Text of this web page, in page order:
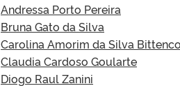
Andressa Porto Pereira
Bruna Gato da Silva
Carolina Amorim da Silva
Claudia Cardoso Goularte
Diogo Raul Zanini